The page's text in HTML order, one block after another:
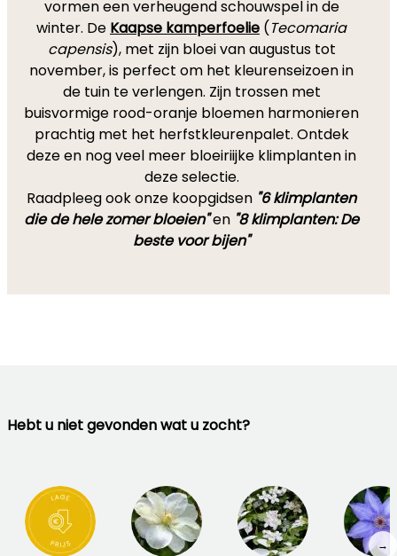
vormen een verheugend schouwspel in de
winter. De Kaapse kamperfoelie (Tecomaria
capensis), met zijn bloei van augustus tot
november, is perfect om het kleurenseizoen in
de tuin te verlengen. Zijn trossen met
buisvormige rood-oranje bloemen harmonieren
prachtig met het herfstkleurenpalet. Ontdek
deze en nog veel meer bloeiriijke klimplanten in
deze selectie.
Raadpleeg ook onze koopgidsen "6 klimplanten
die de hele zomer bloeien"en "8 klimplanten: De
beste voor bijen"
Hebt u niet gevonden wat u zocht?
→